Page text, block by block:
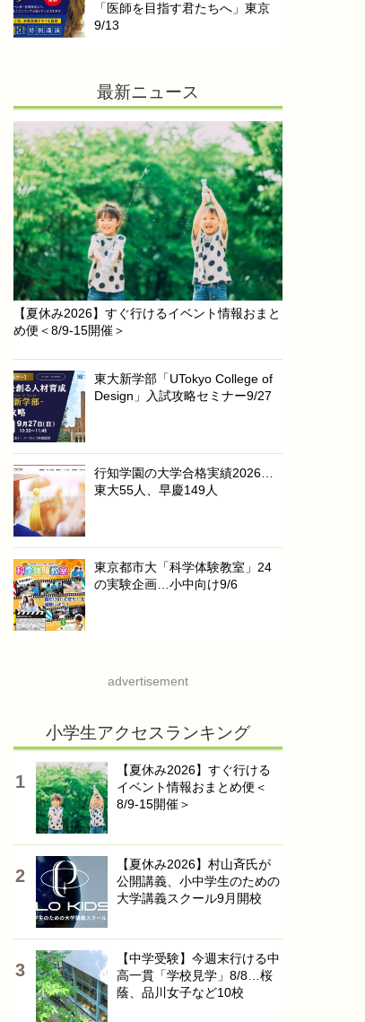
「医師を目指す君たちへ」東京
9/13
最新ニュース
【夏休み2026】すぐ行けるイベント情報おまと
め便＜8/9-15開催＞
東大新学部「UTokyo College of
Design」入試攻略セミナー9/27
行知学園の大学合格実績2026…
東大55人、早慶149人
東京都市大「科学体験教室」24
の実験企画…小中向け9/6
advertisement
小学生アクセスランキング
【夏休み2026】すぐ行ける
イベント情報おまとめ便＜
8/9-15開催＞
【夏休み2026】村山斉氏が
公開講義、小中学生のための
大学講義スクール9月開校
【中学受験】今週末行ける中
高一貫「学校見学」8/8…桜
蔭、品川女子など10校